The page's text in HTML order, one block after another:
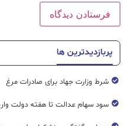
پربازدیدترین ها
شرط وزارت جهاد برای صادرات مرغ
سود سهام عدالت تا هفته دولت